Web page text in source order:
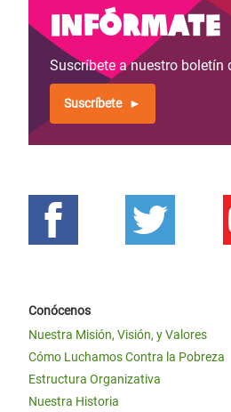
Infórmate
Suscríbete a nuestro boletín
Suscríbete
Conócenos
Nuestra Misión, Visión, y Valores
Cómo Luchamos Contra la Pobreza
Estructura Organizativa
Nuestra Historia